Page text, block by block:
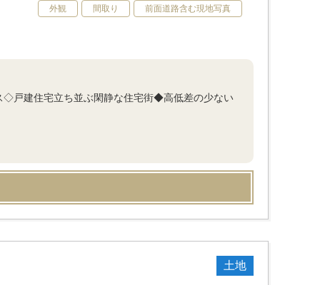
外観 間取り 前面道路含む現地写真
戸建住宅立ち並ぶ閑静な住宅街◆高低差の少ない
土地